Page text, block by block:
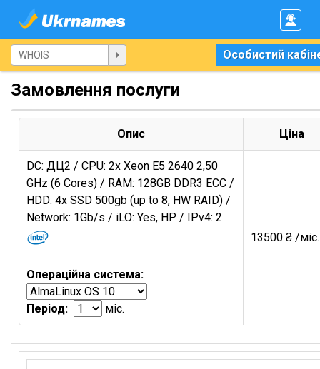
Особистий
Замовлення послуги
Опис Ціна
DC: ДЦ2 / CPU: 2x Xeon E5 2640 2,50
GHz (6 Cores) / RAM: 128GB DDR3 ECC /
HDD: 4x SSD 500gb (up to 8, HW RAID) /
Network: 1Gb/s / iLO: Yes, HP / IPv4: 2
Операційна система:
Період: міс.
13500 ₴ /міс.